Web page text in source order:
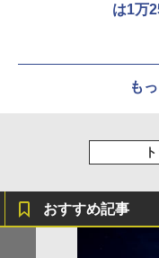
は1万
も
おすすめ記事